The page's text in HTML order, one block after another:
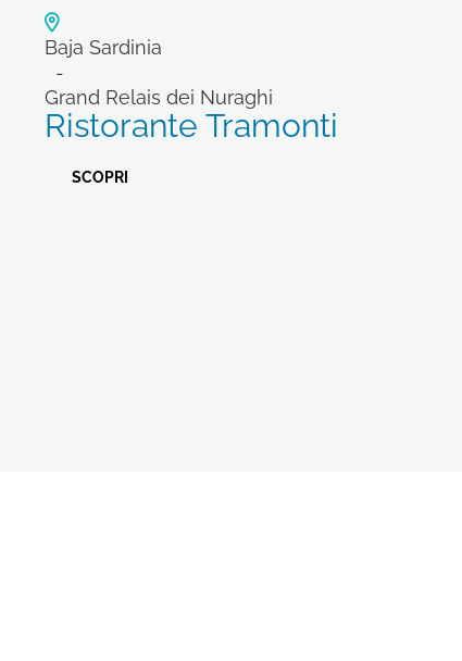
Baja Sardinia
Grand Relais dei Nuraghi
Ristorante Tramonti
SCOPRI